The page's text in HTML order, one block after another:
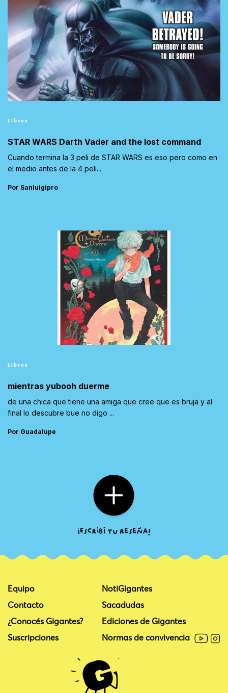
Libros
STAR WARS Darth Vader and the lost command
Cuando termina la 3 peli de STAR WARS es eso pero como en
el medio antes de la 4 peli...
Por Sanluigipro
Libros
mientras yubooh duerme
de una chica que tiene una amiga que cree que es bruja y al
final lo descubre bue no digo ...
Por Guadalupe
Equipo
Contacto
¿Conocés Gigantes?
Suscripciones
NotiGigantes
Sacadudas
Ediciones de Gigantes
Normas de convivencia